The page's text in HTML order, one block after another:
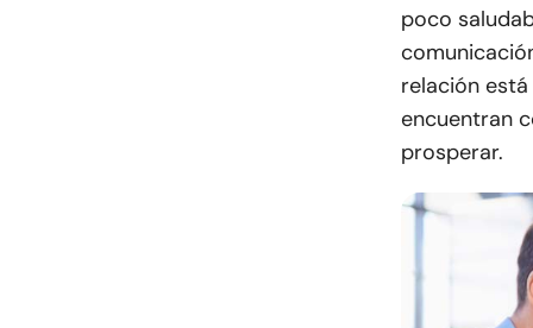
poco
relación
encuentran
prosperar.